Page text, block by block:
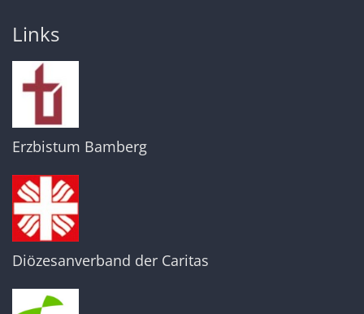
Links
Erzbistum Bamberg
Diözesanverband der Caritas